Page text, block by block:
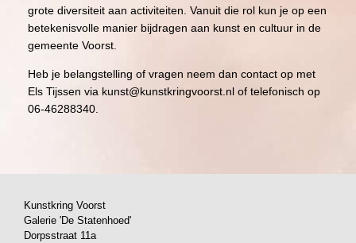
grote diversiteit aan activiteiten. Vanuit die rol kun je op een
betekenisvolle manier bijdragen aan kunst en cultuur in de
gemeente Voorst.
Heb je belangstelling of vragen neem dan contact op met
Els Tijssen via kunst@kunstkringvoorst.nl of telefonisch op
06-46288340.
Kunstkring Voorst
Galerie 'De Statenhoed'
Dorpsstraat 11a